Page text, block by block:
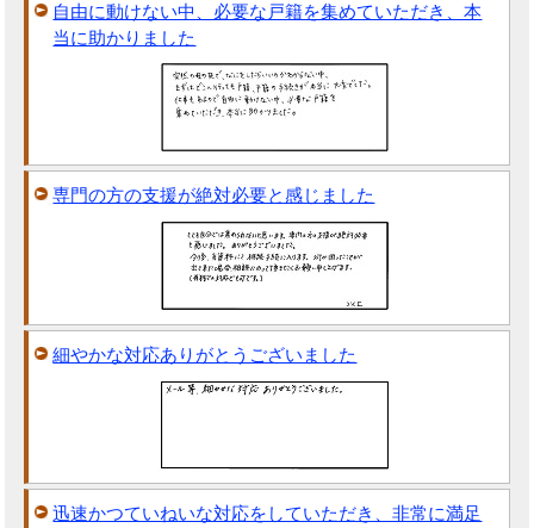
自由に動けない中、必要な戸籍を集めていただき、本
当に助かりました
専門の方の支援が絶対必要と感じました
細やかな対応ありがとうございました
迅速かつていねいな対応をしていただき、非常に満足